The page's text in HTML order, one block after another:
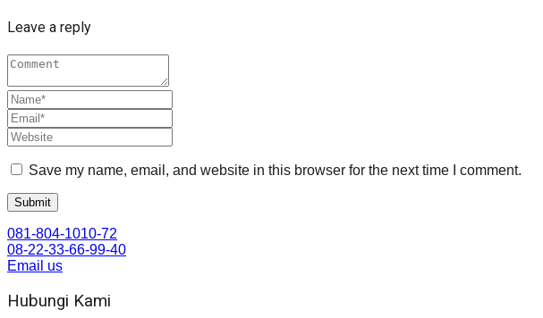
Leave a reply
Save my name, email, and website in this browser for the next time I comment.
081-804-1010-72
08-22-33-66-99-40
Email us
Hubungi Kami